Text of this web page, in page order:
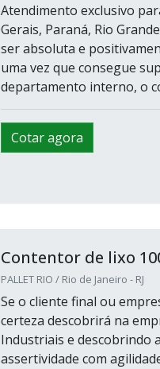
Atendimento exclusivo
Gerais, Paraná, Rio
ser absoluta e
uma vez que consegue
departamento interno, o
Cotar agora
Contentor de lixo
PALLET RIO / Rio de Janeiro - RJ
Se o cliente final ou
certeza descobrirá na
Industriais e descobrindo
assertividade com